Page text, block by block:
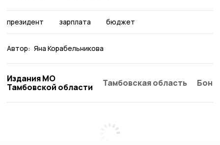
президент зарплата бюджет
Автор: Яна Корабельникова
Издания МО
Тамбовской области
Тамбовская область